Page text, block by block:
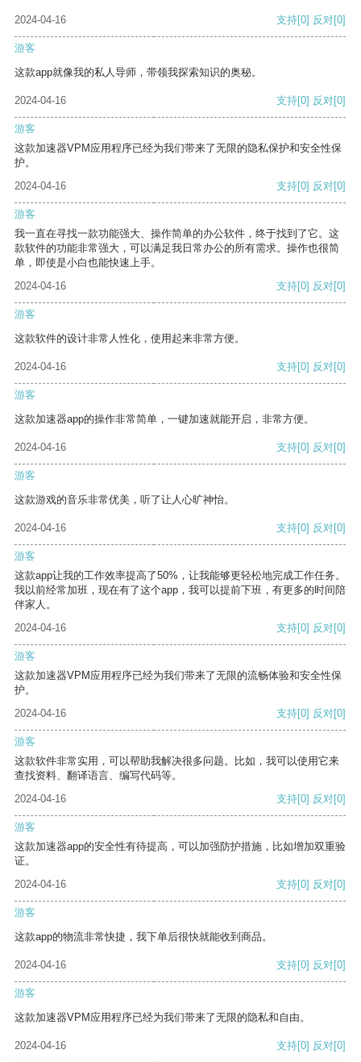
2024-04-16 支持[0] 反对[0]
游客
这款app就像我的私人导师，带领我探索知识的奥秘。
2024-04-16 支持[0] 反对[0]
游客
这款加速器VPM应用程序已经为我们带来了无限的隐私保护和安全性保
护。
2024-04-16
支持[0] 反对[0]
游客
我一直在寻找一款功能强大、操作简单的办公软件，终于找到了它。这
款软件的功能非常强大，可以满足我日常办公的所有需求。操作也很简
单，即使是小白也能快速上手。
2024-04-16
支持[0] 反对[0]
游客
这款软件的设计非常人性化，使用起来非常方便。
2024-04-16 支持[0] 反对[0]
游客
这款加速器app的操作非常简单，一键加速就能开启，非常方便。
2024-04-16 支持[0] 反对[0]
游客
这款游戏的音乐非常优美，听了让人心旷神怡。
2024-04-16 支持[0] 反对[0]
游客
这款app让我的工作效率提高了50%，让我能够更轻松地完成工作任务。
我以前经常加班，现在有了这个app，我可以提前下班，有更多的时间陪
伴家人。
2024-04-16
支持[0] 反对[0]
游客
这款加速器VPM应用程序已经为我们带来了无限的流畅体验和安全性保
护。
2024-04-16
支持[0] 反对[0]
游客
这款软件非常实用，可以帮助我解决很多问题。比如，我可以使用它来
查找资料、翻译语言、编写代码等。
2024-04-16
支持[0] 反对[0]
游客
这款加速器app的安全性有待提高，可以加强防护措施，比如增加双重验
证。
2024-04-16
支持[0] 反对[0]
游客
这款app的物流非常快捷，我下单后很快就能收到商品。
2024-04-16 支持[0] 反对[0]
游客
这款加速器VPM应用程序已经为我们带来了无限的隐私和自由。
2024-04-16 支持[0] 反对[0]